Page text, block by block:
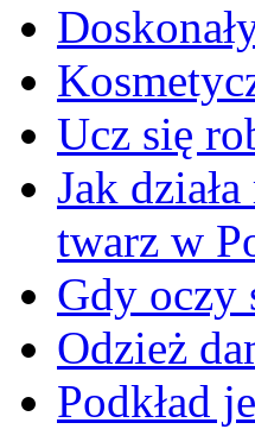
Ucz się
Jak
twarz w
Gdy oczy
Odzież
Podkład